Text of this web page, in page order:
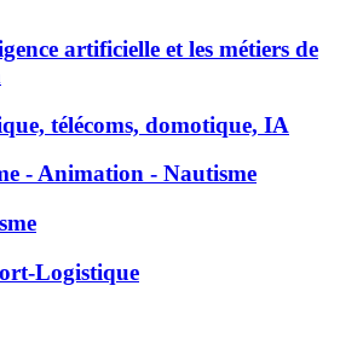
artificielle et les métiers de
télécoms, domotique, IA
- Animation - Nautisme
Logistique